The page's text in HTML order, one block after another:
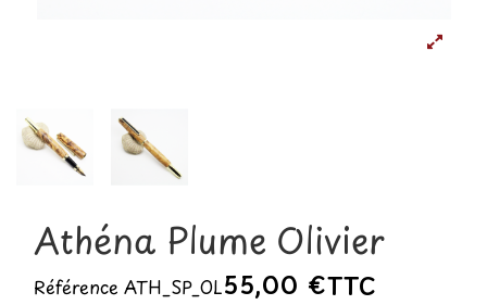
Athéna Plume Olivier
Référence ATH_SP_OL55,00 €TTC